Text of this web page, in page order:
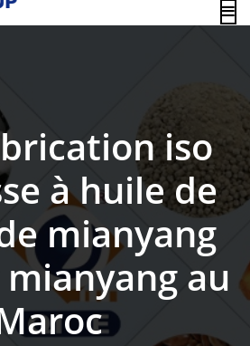
iso
à huile de
mianyang
au